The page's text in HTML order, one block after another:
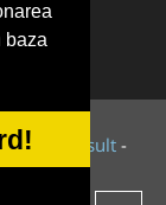
baza
Consult-